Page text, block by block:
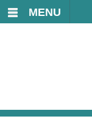
MENU